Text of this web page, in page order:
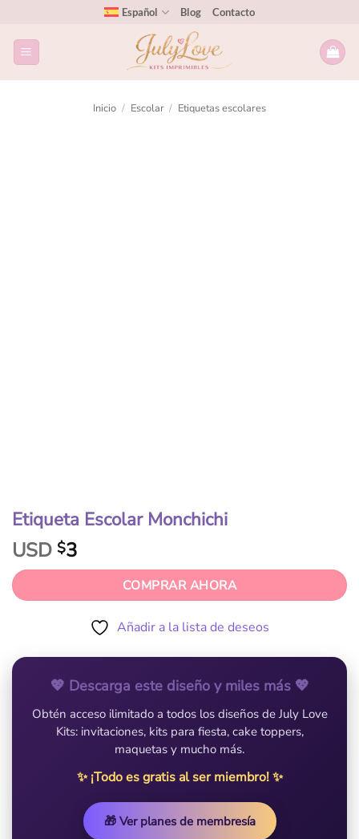
Español Blog Contacto
Inicio / Escolar / Etiquetas escolares
Etiqueta Escolar Monchichi
USD $3
COMPRAR AHORA
Añadir a la lista de deseos
💖 Descarga este diseño y miles más 💖
Obtén acceso ilimitado a todos los diseños de July Love
Kits: invitaciones, kits para fiesta, cake toppers,
maquetas y mucho más.
✨ ¡Todo es gratis al ser miembro! ✨
🎁 Ver planes de membresía